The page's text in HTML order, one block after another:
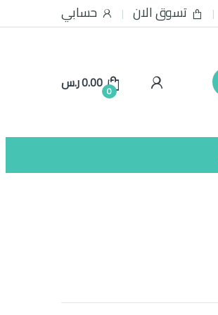
تسوق الان حسابي
0
0.00ر.س